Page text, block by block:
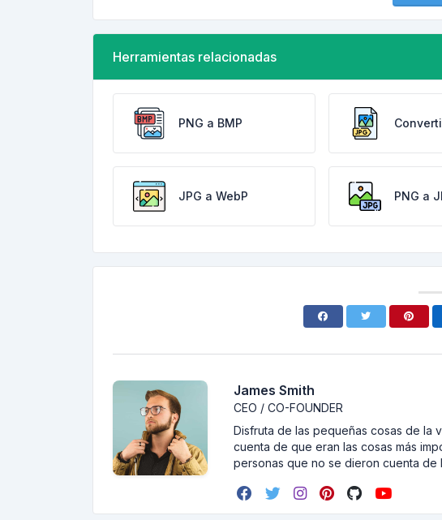
Herramientas relacionadas
PNG a BMP
JPG a WebP PNG a
James Smith
CEO / CO-FOUNDER
Disfruta de las pequeñas cosas de la
cuenta de que eran las cosas más
personas que no se dieron cuenta